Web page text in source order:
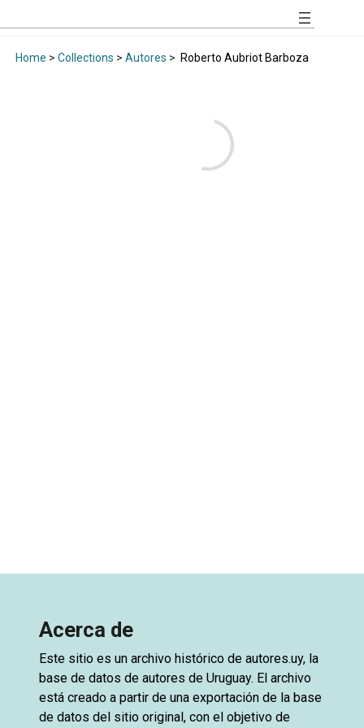
Home > Collections > Autores > Roberto Aubriot Barboza
Acerca de
Este sitio es un archivo histórico de autores.uy, la
base de datos de autores de Uruguay. El archivo
está creado a partir de una exportación de la base
de datos del sitio original, con el objetivo de